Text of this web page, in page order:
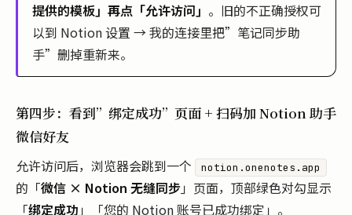
提供的模板」再点「允许访问」 。旧的不正确授权可
以到 Notion 设置 → 我的连接里把”笔记同步助
手”删掉重新来。
第四步：看到”绑定成功”页面 + 扫码加 Notion 助手
微信好友
允许访问后，浏览器会跳到一个 notion.onenotes.app
的「微信 × Notion 无缝同步」页面，顶部绿色对勾显示
「绑定成功 」「您的 Notion 账号已成功绑定」。